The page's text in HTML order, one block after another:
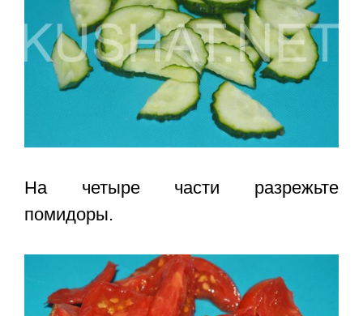
На четыре части разрежьте
помидоры.